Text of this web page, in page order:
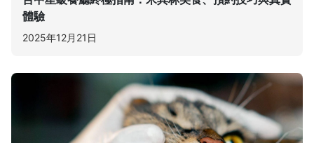
體驗
2025年12月21日